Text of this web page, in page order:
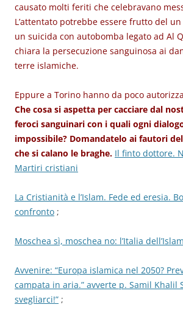
causato molti feriti che celebravano
L’attentato potrebbe essere frutto del
un suicida con autobomba legato ad Al
chiara la persecuzione sanguinosa ai
terre islamiche.
Eppure a Torino hanno da poco
Che cosa si aspetta per cacciare dal
feroci sanguinari con i quali ogni
impossibile? Domandatelo ai fautori
che si calano le braghe. Il finto dottore.
Martiri cristiani
La Cristianità e l’Islam. Fede ed eresia.
confronto ;
Moschea sì, moschea no: l’Italia
Avvenire: “Europa islamica nel 2050?
campata in aria.” avverte p. Samil Khalil
svegliarci!” ;